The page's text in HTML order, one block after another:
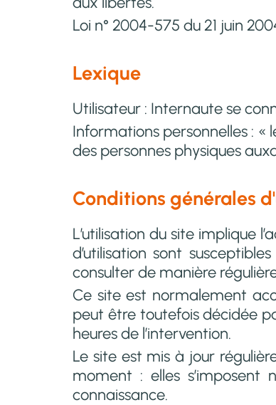
Loi n° 2004-575 du 21 juin
Lexique
Utilisateur : Internaute se
Informations personnelles :
des personnes physiques
Conditions générales
L’utilisation du site implique
d’utilisation sont
consulter de manière
Ce site est normalement
peut être toutefois décidée
heures de l’intervention.
Le site est mis à jour
moment : elles s’imposent
connaissance.